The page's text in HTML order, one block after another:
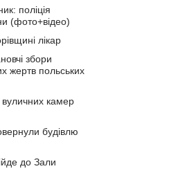
поліція
(фото+відео)
лікар
збори
жертв польських
вуличних камер
будівлю
до Зали